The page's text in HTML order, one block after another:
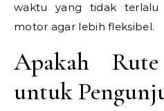
waktu yang tidak terlalu
motor agar lebih fleksibel.
Apakah
untuk